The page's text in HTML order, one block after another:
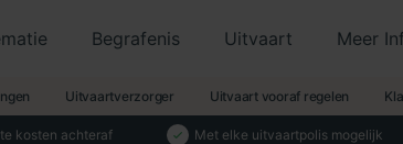
Begrafenis Uitvaart Meer
Uitvaartverzorger Uitvaart vooraf regelen
kosten achteraf Met elke uitvaartpolis mogelijk